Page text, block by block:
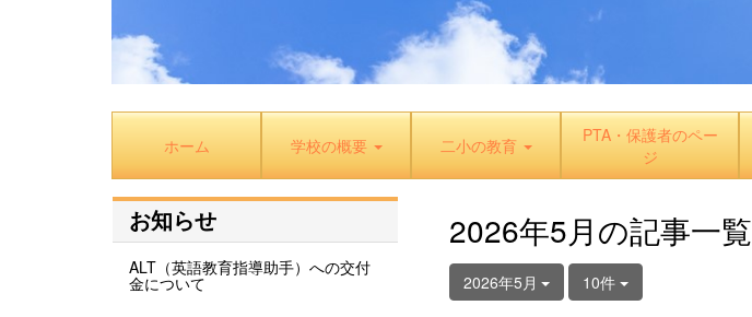
ホーム 学校の概要 二小の教育
PTA・保護者のペー
ジ
2026年5月の記事一覧
2026年5月 10件
お知らせ
ALT（英語教育指導助手）への交付
金について